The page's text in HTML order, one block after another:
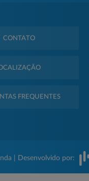
CONTATO
FREQUENTES
| Desenvolvido por: